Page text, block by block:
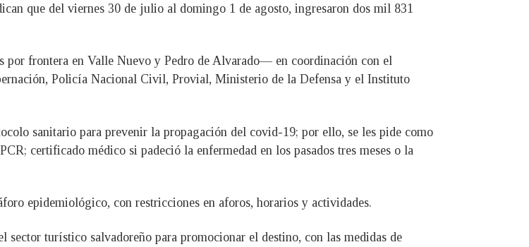
que del viernes 30 de julio al domingo 1 de agosto, ingresaron dos mil 831
por frontera en Valle Nuevo y Pedro de Alvarado— en coordinación con el
Policía Nacional Civil, Provial, Ministerio de la Defensa y el Instituto
sanitario para prevenir la propagación del covid-19; por ello, se les pide como
certificado médico si padeció la enfermedad en los pasados tres meses o la
epidemiológico, con restricciones en aforos, horarios y actividades.
sector turístico salvadoreño para promocionar el destino, con las medidas de